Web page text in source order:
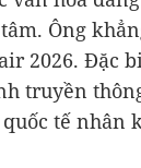
Ông
2026. Đặc
truyền
tế nhân